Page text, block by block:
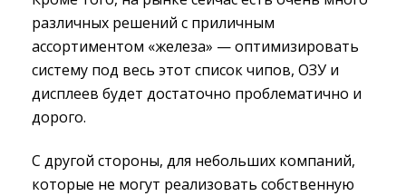
различных решений с приличным
ассортиментом «железа» — оптимизировать
систему под весь этот список чипов, ОЗУ и
дисплеев будет достаточно проблематично и
дорого.
С другой стороны, для небольших компаний,
которые не могут реализовать собственную